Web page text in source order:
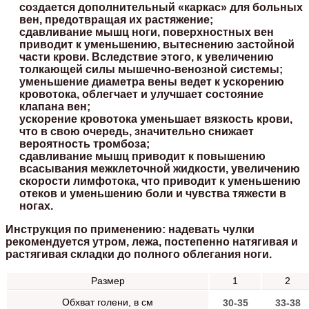
создается дополнительный «каркас» для больных
вен, предотвращая их растяжение;
сдавливание мышц ноги, поверхностных вен
приводит к уменьшению, вытеснению застойной
части крови. Вследствие этого, к увеличению
толкающей силы мышечно-венозной системы;
уменьшение диаметра вены ведет к ускорению
кровотока, облегчает и улучшает состояние
клапана вен;
ускорение кровотока уменьшает вязкость крови,
что в свою очередь, значительно снижает
вероятность тромбоза;
сдавливание мышц приводит к повышению
всасывания межклеточной жидкости, увеличению
скорости лимфотока, что приводит к уменьшению
отеков и уменьшению боли и чувства тяжести в
ногах.
Инструкция по применению: надевать чулки
рекомендуется утром, лежа, постепенно натягивая и
растягивая складки до полного облегания ноги.
Размер 1 2
Обхват голени, в см 30-35 33-38